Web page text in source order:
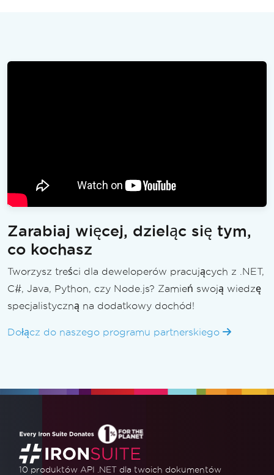
Zarabiaj więcej, dzieląc się tym,
co kochasz
Tworzysz treści dla deweloperów pracujących z .NET,
C#, Java, Python, czy Node.js? Zamień swoją wiedzę
specjalistyczną na dodatkowy dochód!
Dołącz do naszego programu partnerskiego
10 produktów API .NET dla twoich dokumentów